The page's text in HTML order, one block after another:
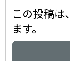
この投稿は
ます。